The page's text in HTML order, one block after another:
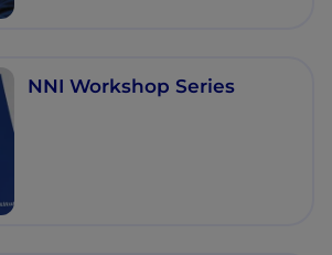
NNI Workshop Series